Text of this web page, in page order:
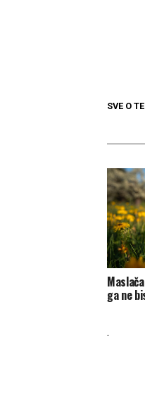
SVE O
ga ne
.